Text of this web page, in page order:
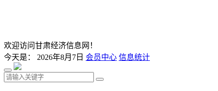
欢迎访问甘肃经济信息网！
今天是： 2026年8月7日 会员中心 信息统计